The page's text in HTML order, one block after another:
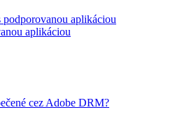
podporovanou aplikáciou
aplikáciou
cez Adobe DRM?